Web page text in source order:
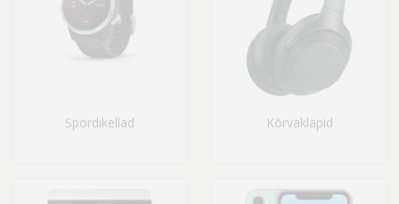
Spordikellad Kõrvaklapid